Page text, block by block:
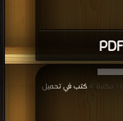
كتب في تحميل